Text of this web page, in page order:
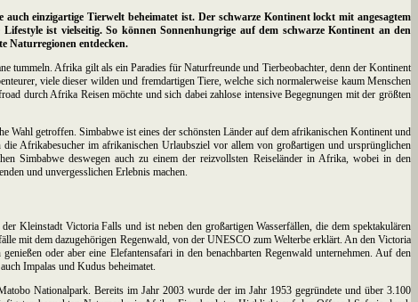
einzigartige Tierwelt beheimatet ist. Der schwarze Kontinent lockt mit angesagtem
ist vielseitig. So können Sonnenhungrige auf dem schwarze Kontinent an den
Naturregionen entdecken.
tummeln. Afrika gilt als ein Paradies für Naturfreunde und Tierbeobachter, denn der Kontinent
viele dieser wilden und fremdartigen Tiere, welche sich normalerweise kaum Menschen
durch Afrika Reisen möchte und sich dabei zahlose intensive Begegnungen mit der größten
Wahl getroffen. Simbabwe ist eines der schönsten Länder auf dem afrikanischen Kontinent und
Afrikabesucher im afrikanischen Urlaubsziel vor allem von großartigen und ursprünglichen
Simbabwe deswegen auch zu einem der reizvollsten Reiseländer in Afrika, wobei in den
und unvergesslichen Erlebnis machen.
Kleinstadt Victoria Falls und ist neben den großartigen Wasserfällen, die dem spektakulären
mit dem dazugehörigen Regenwald, von der UNESCO zum Welterbe erklärt. An den Victoria
oder aber eine Elefantensafari in den benachbarten Regenwald unternehmen. Auf den
Impalas und Kudus beheimatet.
Nationalpark. Bereits im Jahr 2003 wurde der im Jahr 1953 gegründete und über 3.100